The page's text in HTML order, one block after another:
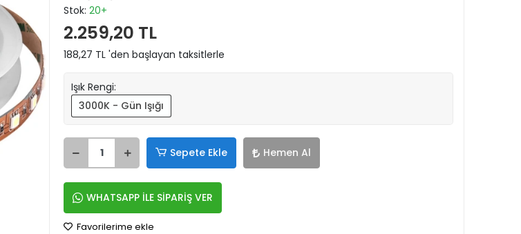
Stok: 20+
2.259,20 TL
188,27 TL 'den başlayan taksitlerle
Işık Rengi:
3000K - Gün Işığı
Sepete Ekle Hemen Al
WHATSAPP İLE SİPARİŞ VER
Favorilerime ekle